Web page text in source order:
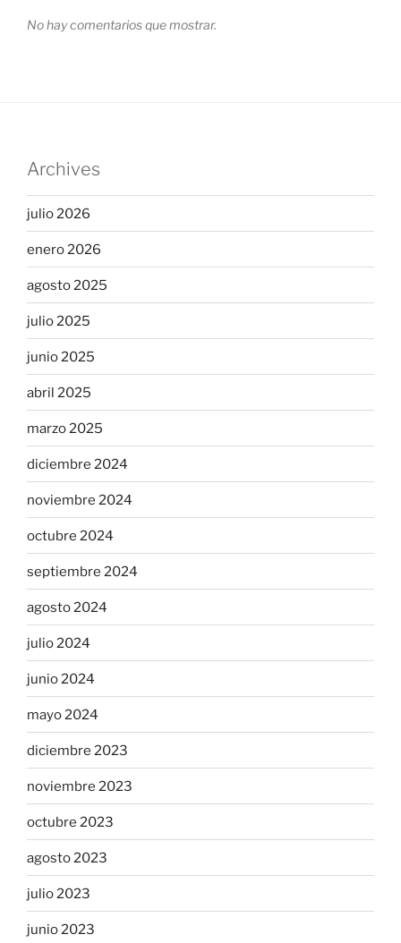
No hay comentarios que mostrar.
Archives
julio 2026
enero 2026
agosto 2025
julio 2025
junio 2025
abril 2025
marzo 2025
diciembre 2024
noviembre 2024
octubre 2024
septiembre 2024
agosto 2024
julio 2024
junio 2024
mayo 2024
diciembre 2023
noviembre 2023
octubre 2023
agosto 2023
julio 2023
junio 2023